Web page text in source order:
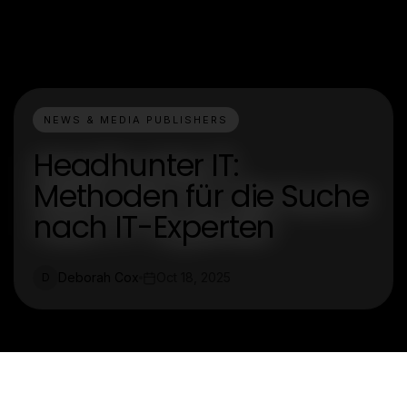
NEWS & MEDIA PUBLISHERS
Headhunter IT:
Methoden für die Suche
nach IT-Experten